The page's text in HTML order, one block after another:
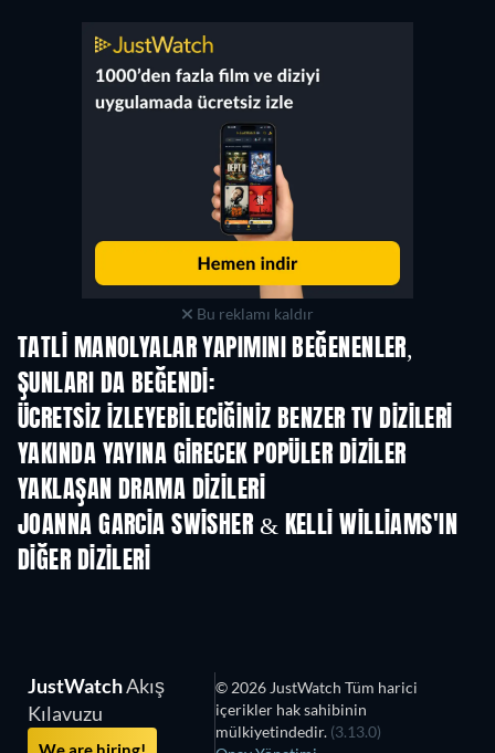
Bu reklamı kaldır
TATLI MANOLYALAR YAPIMINI BEĞENENLER,
ŞUNLARI DA BEĞENDI:
TV
ÜCRETSIZ IZLEYEBILECIĞINIZ BENZER TV DIZILERI
TV
YAKINDA YAYINA GIRECEK POPÜLER DIZILER
TV TV
YAKLAŞAN DRAMA DIZILERI
Sezon 2
JOANNA GARCIA SWISHER & KELLI WILLIAMS'IN
DIĞER DIZILERI
JustWatchAkış
Kılavuzu
© 2026 JustWatch Tüm harici
içerikler hak sahibinin
mülkiyetindedir. (3.13.0)